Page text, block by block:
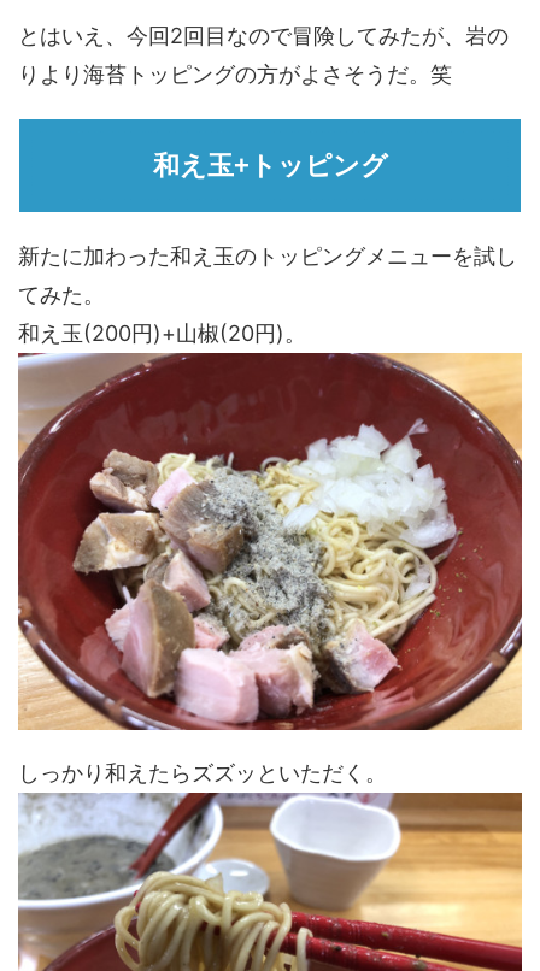
とはいえ、今回2回目なので冒険してみたが、岩の
りより海苔トッピングの方がよさそうだ。笑
和え玉+トッピング
新たに加わった和え玉のトッピングメニューを試し
てみた。
和え玉(200円)+山椒(20円)。
しっかり和えたらズズッといただく。